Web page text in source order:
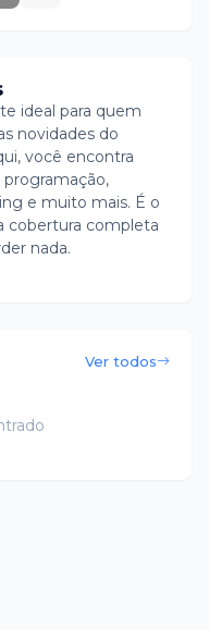
ideal para quem
novidades do
você encontra
programação,
e muito mais. É o
cobertura completa
nada.
Ver todos